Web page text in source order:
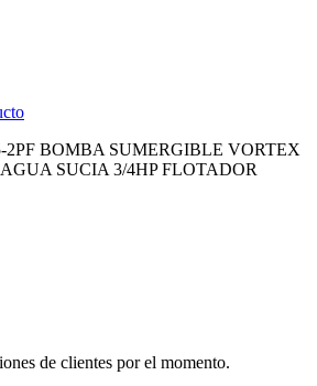
2PF BOMBA SUMERGIBLE VORTEX
SUCIA 3/4HP FLOTADOR
de clientes por el momento.